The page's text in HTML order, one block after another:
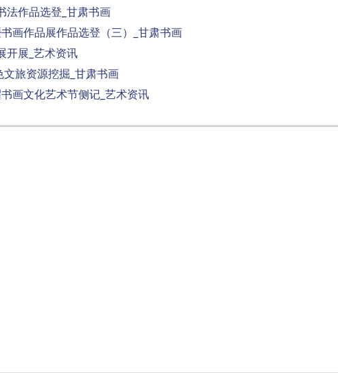
作品选登_甘肃书画
画作品展作品选登（三）_甘肃书画
开展_艺术资讯
旅资源挖掘_甘肃书画
画文化艺术节侧记_艺术资讯